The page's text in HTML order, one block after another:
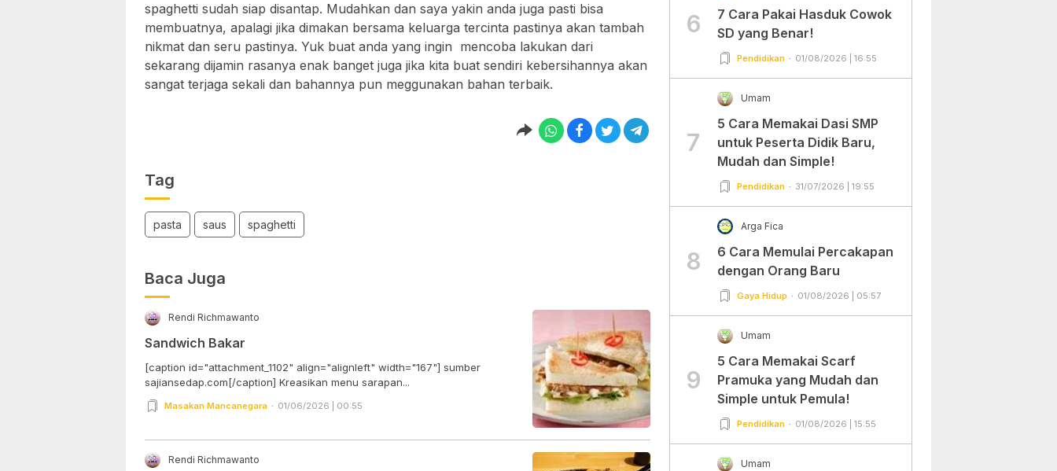
spaghetti sudah siap disantap. Mudahkan dan saya yakin anda juga pasti bisa
membuatnya, apalagi jika dimakan bersama keluarga tercinta pastinya akan tambah
nikmat dan seru pastinya. Yuk buat anda yang ingin mencoba lakukan dari
sekarang dijamin rasanya enak banget juga jika kita buat sendiri kebersihannya akan
sangat terjaga sekali dan bahannya pun meggunakan bahan terbaik.
Tag
pasta saus spaghetti
Baca Juga
Rendi Richmawanto
Sandwich Bakar
[caption id="attachment_1102" align="alignleft" width="167"] sumber
sajiansedap.com[/caption] Kreasikan menu sarapan...
Masakan Mancanegara 01/06/2026 | 00:55
Rendi Richmawanto
6
7 Cara Pakai Hasduk Cowok
SD yang Benar!
Pendidikan 01/08/2026 | 16:55
7
Umam
5 Cara Memakai Dasi SMP
untuk Peserta Didik Baru,
Mudah dan Simple!
Pendidikan 31/07/2026 | 19:55
8
Arga Fica
6 Cara Memulai Percakapan
dengan Orang Baru
Gaya Hidup 01/08/2026 | 05:57
9
Umam
5 Cara Memakai Scarf
Pramuka yang Mudah dan
Simple untuk Pemula!
Pendidikan 01/08/2026 | 15:55
Umam